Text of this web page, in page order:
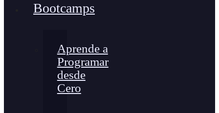
Bootcamps
Aprende a
Programar
desde
Cero